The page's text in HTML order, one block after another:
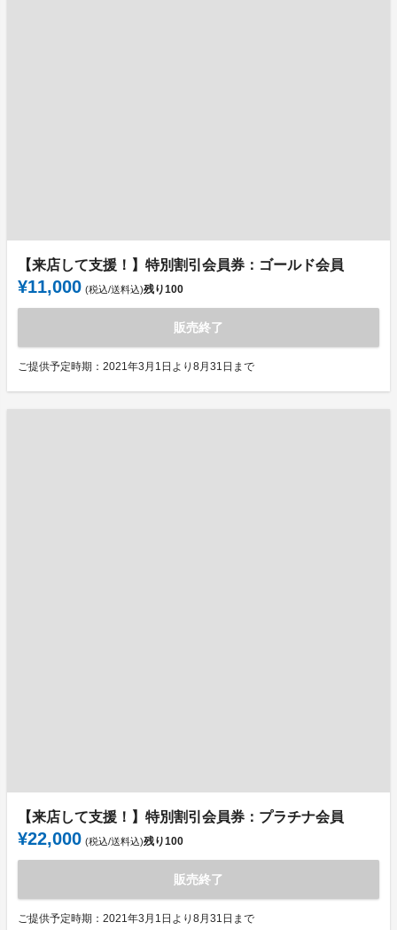
【来店して支援！】特別割引会員券：ゴールド会員
¥11,000 (税込/送料込)残り100
販売終了
ご提供予定時期：2021年3月1日より8月31日まで
【来店して支援！】特別割引会員券：プラチナ会員
¥22,000 (税込/送料込)残り100
販売終了
ご提供予定時期：2021年3月1日より8月31日まで